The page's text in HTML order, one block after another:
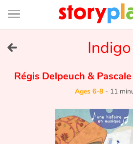
Connexion
Bibliothèque
de
page
Indigo
Régis Delpeuch &
Ages 6-8 - 11